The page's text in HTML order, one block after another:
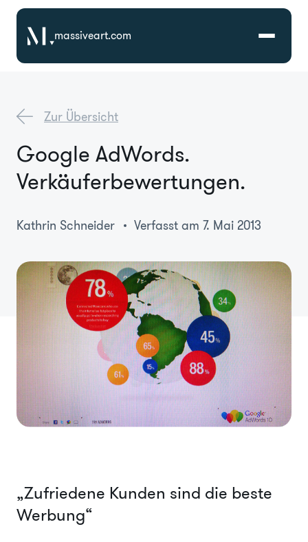
massiveart.com
Referenzen
Branchen
Karriere
Über Uns
Zur Übersicht
Google AdWords.
Verkäuferbewertungen.
Kathrin Schneider Verfasst am 7. Mai 2013
„Zufriedene Kunden sind die beste
Werbung“